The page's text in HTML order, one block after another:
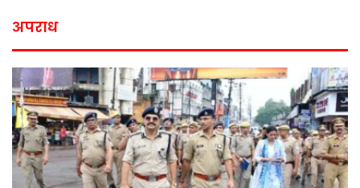
अपराध